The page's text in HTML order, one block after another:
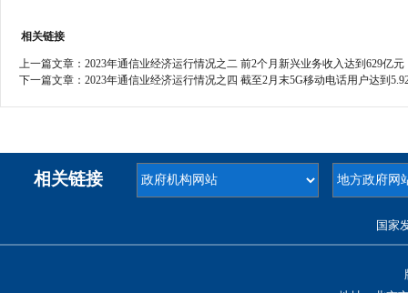
相关链接
上一篇文章： 2023年通信业经济运行情况之二 前2个月新兴业务收入达到629亿元
下一篇文章： 2023年通信业经济运行情况之四 截至2月末5G移动电话用户达到
相关链接
国家